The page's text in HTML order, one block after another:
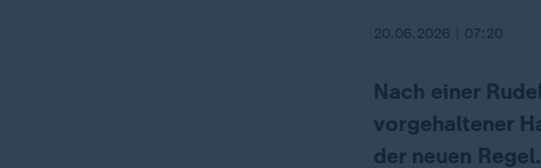
20.06.2026 | 07:20
Nach einer
vorgehaltener
der neuen Regel.